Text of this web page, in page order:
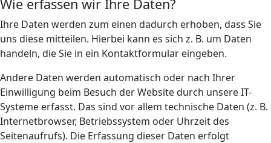
Wie erfassen wir Ihre Daten?
Ihre Daten werden zum einen dadurch erhoben, dass Sie
uns diese mitteilen. Hierbei kann es sich z. B. um Daten
handeln, die Sie in ein Kontaktformular eingeben.
Andere Daten werden automatisch oder nach Ihrer
Einwilligung beim Besuch der Website durch unsere IT-
Systeme erfasst. Das sind vor allem technische Daten (z. B.
Internetbrowser, Betriebssystem oder Uhrzeit des
Seitenaufrufs). Die Erfassung dieser Daten erfolgt